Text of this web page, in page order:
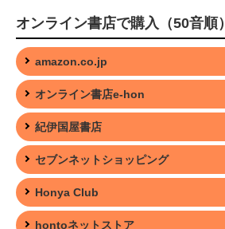
オンライン書店で購入（50音順）
amazon.co.jp
オンライン書店e-hon
紀伊国屋書店
セブンネットショッピング
Honya Club
hontoネットストア